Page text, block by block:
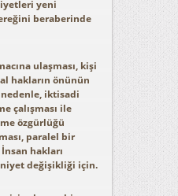
yeni
beraberinde
ulaşması, kişi
hakların önünün
nedenle, iktisadi
çalışması ile
özgürlüğü
paralel bir
hakları
değişikliği için.